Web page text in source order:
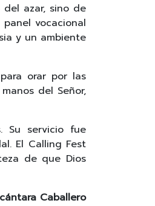
azar, sino de
vocacional
y un ambiente
orar por las
del Señor,
Su servicio fue
El Calling Fest
de que Dios
Caballero